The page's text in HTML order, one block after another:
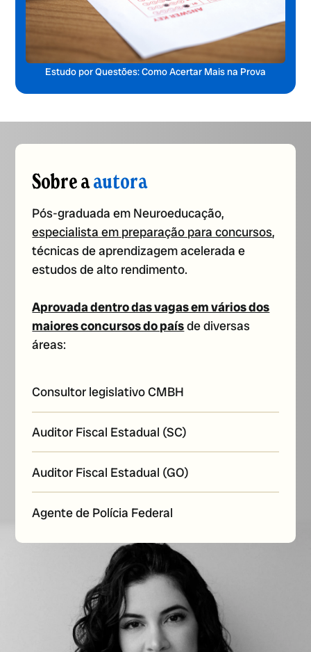
Estudo por Questões: Como Acertar Mais na Prova
Sobre aautora
Pós-graduada em Neuroeducação,
especialista em preparação para concursos,
técnicas de aprendizagem acelerada e
estudos de alto rendimento.
Aprovada dentro das vagas em vários dos
maiores concursos do paísde diversas
áreas:
Consultor legislativo CMBH
Auditor Fiscal Estadual (SC)
Auditor Fiscal Estadual (GO)
Agente de Polícia Federal